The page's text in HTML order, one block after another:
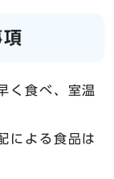
く食べ、室温
による食品は